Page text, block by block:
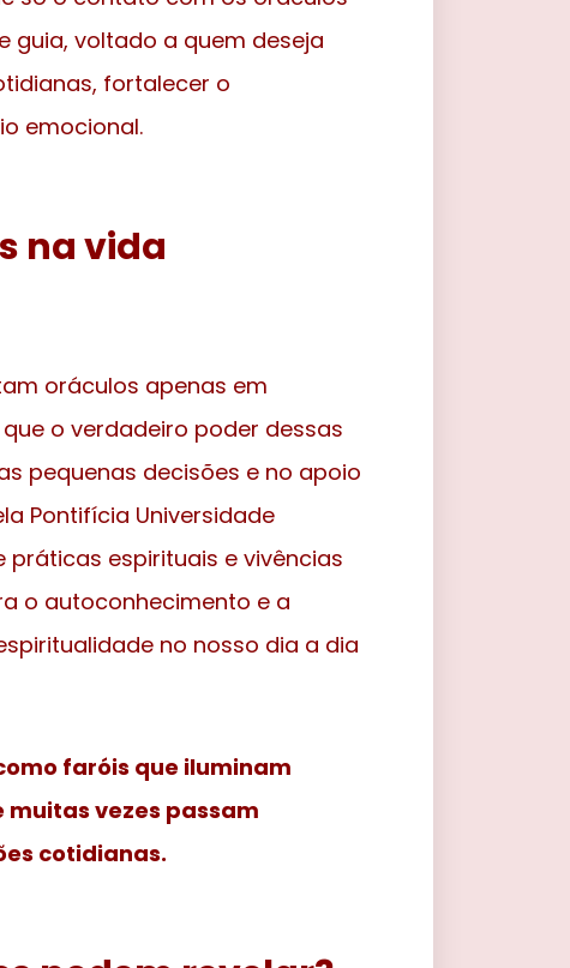
guia, voltado a quem deseja
fortalecer o
emocional.
na vida
oráculos apenas em
o verdadeiro poder dessas
pequenas decisões e no apoio
Pontifícia Universidade
práticas espirituais e vivências
o autoconhecimento e a
no nosso dia a dia
faróis que iluminam
vezes passam
cotidianas.